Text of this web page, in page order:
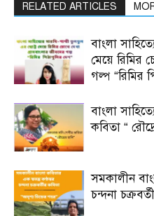
RELATED ARTICLES
বাংলা
মেয়ে রিমির
গল্প “রিমির
বাংলা
কবিতা “
সমকালীন
চন্দনা